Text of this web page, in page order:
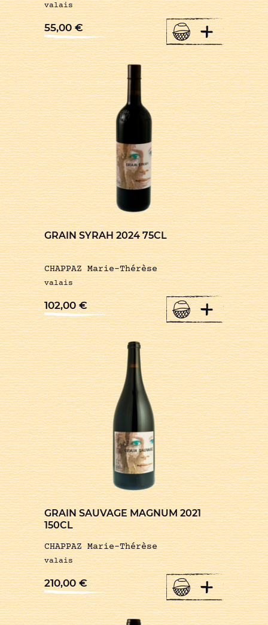
valais
55,00€ +
GRAIN SYRAH 2024 75CL
CHAPPAZ Marie-Thérèse
valais
102,00€ +
GRAIN SAUVAGE MAGNUM 2021
150CL
CHAPPAZ Marie-Thérèse
valais
210,00€ +